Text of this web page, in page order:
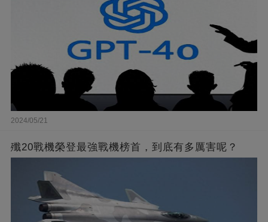
2024/05/21
殲20戰機榮登最強戰機榜首，到底有多厲害呢？